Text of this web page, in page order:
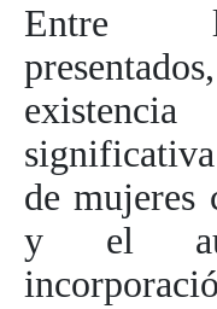
Entre
de mujeres
y el